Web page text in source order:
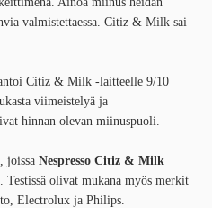
valmistettaessa. Citiz & Milk sai
Citiz & Milk -laitteelle 9/10
viimeistelyä ja
hinnan olevan miinuspuoli.
joissa Nespresso Citiz & Milk
olivat mukana myös merkit
Electrolux ja Philips.